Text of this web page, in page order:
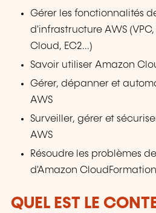
Gérer les fonctionnalités
d'infrastructure AWS
Cloud, EC2...)
Savoir utiliser Amazon
Gérer, dépanner et
AWS
Surveiller, gérer et
AWS
Résoudre les problèmes
d'Amazon CloudFormation
QUEL EST LE